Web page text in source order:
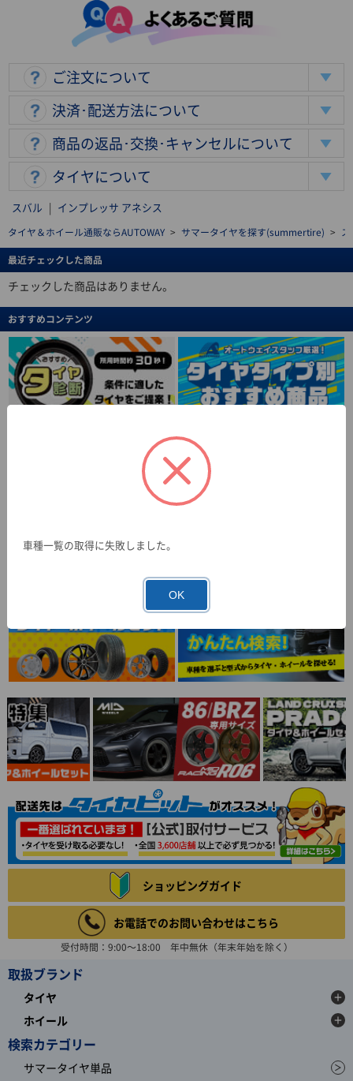
ご注文について
決済･配送方法について
商品の返品･交換･キャンセルについて
タイヤについて
スバル | インプレッサ アネシス
タイヤ＆ホイール通販ならAUTOWAY > サマータイヤを探す(summertire) >
最近チェックした商品
チェックした商品はありません。
おすすめコンテンツ
ショッピングガイド
お電話でのお問い合わせはこちら
受付時間：9:00～18:00 年中無休（年末年始を除く）
取扱ブランド
タイヤ
ホイール
検索カテゴリー
サマータイヤ単品
車種一覧の取得に失敗しました。
OK